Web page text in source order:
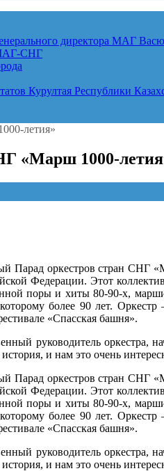
директора МАГ
СНГ
Курултая Республики
летия»
«Марш 1000-
Парад оркестров стран СНГ
Федерации. Этот
поры и хиты 80-90-х,
более 90 лет.
«Спасская башня».
руководитель оркестра,
и нам это очень
Парад оркестров стран СНГ
Федерации. Этот
поры и хиты 80-90-х,
более 90 лет.
«Спасская башня».
руководитель оркестра,
и нам это очень